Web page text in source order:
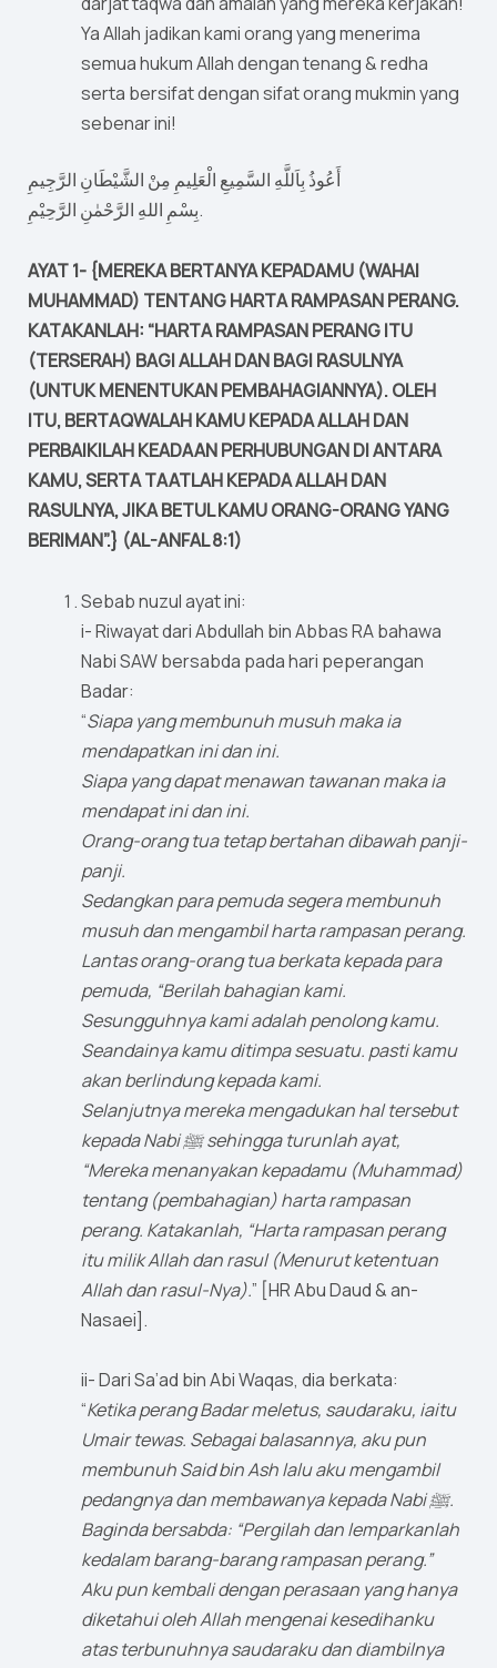
Ya Allah jadikan kami orang yang menerima
semua hukum Allah dengan tenang & redha
serta bersifat dengan sifat orang mukmin yang
sebenar ini!
أَعُوذُ بِاَللَّهِ السَّمِيعِ الْعَلِيمِ مِنْ الشَّيْطَانِ الرَّجِيمِ
بِسْمِ اللهِ الرَّحْمٰنِ الرَّحِيْمِ.
AYAT 1- {MEREKA BERTANYA KEPADAMU (WAHAI
MUHAMMAD) TENTANG HARTA RAMPASAN PERANG.
KATAKANLAH: “HARTA RAMPASAN PERANG ITU
(TERSERAH) BAGI ALLAH DAN BAGI RASULNYA
(UNTUK MENENTUKAN PEMBAHAGIANNYA). OLEH
ITU, BERTAQWALAH KAMU KEPADA ALLAH DAN
PERBAIKILAH KEADAAN PERHUBUNGAN DI ANTARA
KAMU, SERTA TAATLAH KEPADA ALLAH DAN
RASULNYA, JIKA BETUL KAMU ORANG-ORANG YANG
BERIMAN”.} (AL-ANFAL 8:1)
Sebab nuzul ayat ini:
i- Riwayat dari Abdullah bin Abbas RA bahawa
Nabi SAW bersabda pada hari peperangan
Badar:
“Siapa yang membunuh musuh maka ia
mendapatkan ini dan ini.
Siapa yang dapat menawan tawanan maka ia
mendapat ini dan ini.
Orang-orang tua tetap bertahan dibawah panji-
panji.
Sedangkan para pemuda segera membunuh
musuh dan mengambil harta rampasan perang.
Lantas orang-orang tua berkata kepada para
pemuda, “Berilah bahagian kami.
Sesungguhnya kami adalah penolong kamu.
Seandainya kamu ditimpa sesuatu. pasti kamu
akan berlindung kepada kami.
Selanjutnya mereka mengadukan hal tersebut
kepada Nabi ﷺ sehingga turunlah ayat,
“Mereka menanyakan kepadamu (Muhammad)
tentang (pembahagian) harta rampasan
perang. Katakanlah, “Harta rampasan perang
itu milik Allah dan rasul (Menurut ketentuan
Allah dan rasul-Nya).” [HR Abu Daud & an-
Nasaei].
ii- Dari Sa’ad bin Abi Waqas, dia berkata:
“Ketika perang Badar meletus, saudaraku, iaitu
Umair tewas. Sebagai balasannya, aku pun
membunuh Said bin Ash lalu aku mengambil
pedangnya dan membawanya kepada Nabi ﷺ.
Baginda bersabda: “Pergilah dan lemparkanlah
kedalam barang-barang rampasan perang.”
Aku pun kembali dengan perasaan yang hanya
diketahui oleh Allah mengenai kesedihanku
atas terbunuhnya saudaraku dan diambilnya